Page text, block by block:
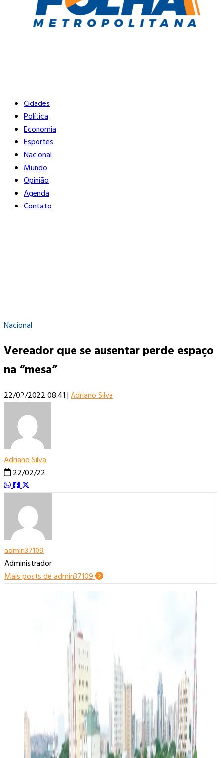
Buscar
Cidades
Política
Economia
Esportes
Nacional
Mundo
Opinião
Agenda
Contato
Nacional
Vereador que se ausentar perde espaço
na “mesa”
22/02/2022 08:41|Adriano Silva
Adriano Silva
22/02/22
admin37109
Administrador
Mais posts de admin37109